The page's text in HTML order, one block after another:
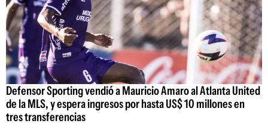
Defensor Sporting vendió a Mauricio Amaro al Atlanta United
de la MLS, y espera ingresos por hasta US$ 10 millones en
tres transferencias